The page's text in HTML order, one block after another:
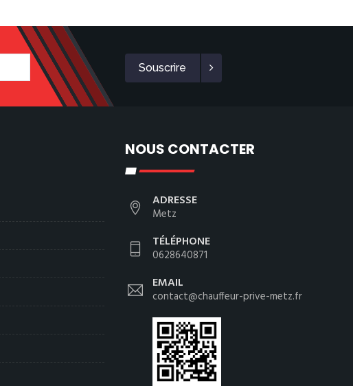
Souscrire
NOUS CONTACTER
ADRESSE
Metz
TÉLÉPHONE
0628640871
EMAIL
contact@chauffeur-prive-metz.fr